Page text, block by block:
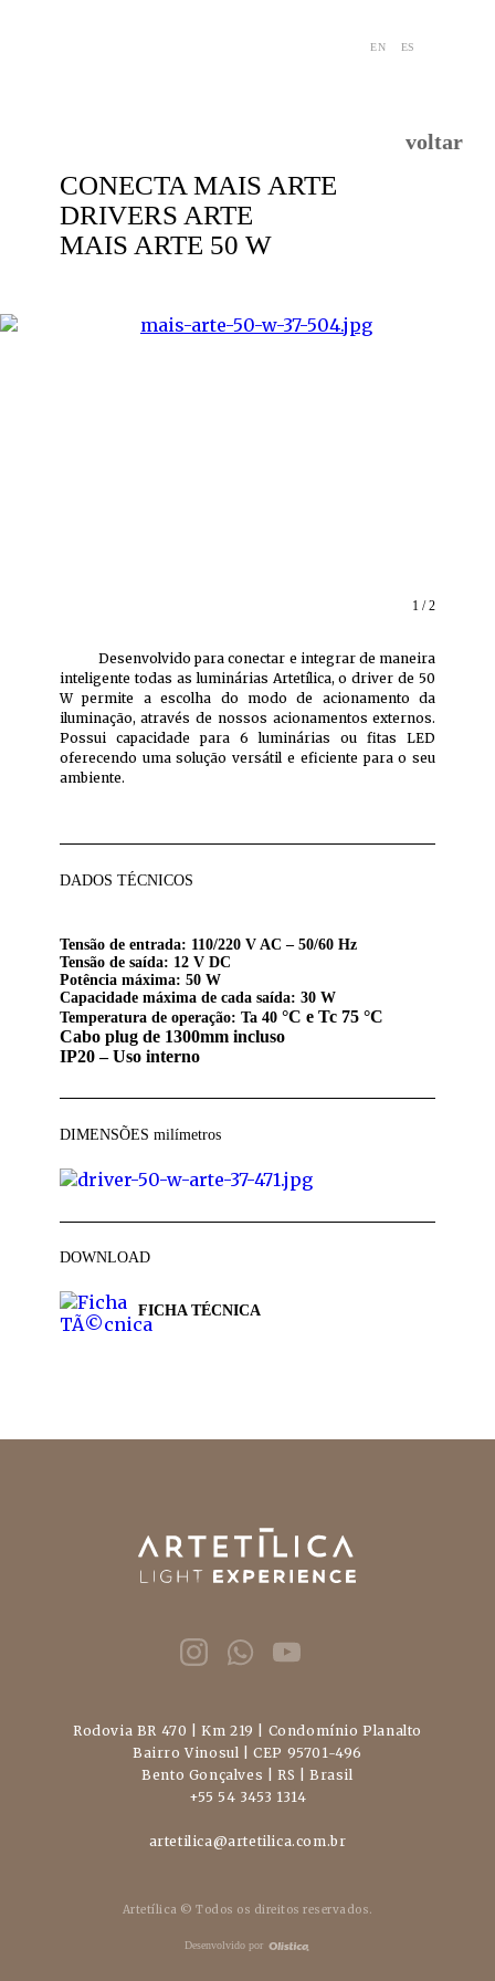
EN ES
voltar
CONECTA MAIS ARTE
DRIVERS ARTE
MAIS ARTE 50 W
1 / 2
Desenvolvido para conectar e integrar de maneira
inteligente todas as luminárias Artetílica, o driver de 50
W permite a escolha do modo de acionamento da
iluminação, através de nossos acionamentos externos.
Possui capacidade para 6 luminárias ou fitas LED
oferecendo uma solução versátil e eficiente para o seu
ambiente.
DADOS TÉCNICOS
Tensão de entrada: 110/220 V AC – 50/60 Hz
Tensão de saída: 12 V DC
Potência máxima: 50 W
Capacidade máxima de cada saída: 30 W
Temperatura de operação: Ta 40°C e Tc 75 °C
Cabo plug de 1300mm incluso
IP20 – Uso interno
DIMENSÕES milímetros
DOWNLOAD
FICHA TÉCNICA
Rodovia BR 470 | Km 219 | Condomínio Planalto
Bairro Vinosul | CEP 95701-496
Bento Gonçalves | RS | Brasil
+55 54 3453 1314
artetilica@artetilica.com.br
Artetílica © Todos os direitos reservados.
Desenvolvido por